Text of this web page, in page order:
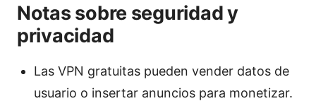
Notas sobre seguridad y
privacidad
Las VPN gratuitas pueden vender datos de
usuario o insertar anuncios para monetizar.